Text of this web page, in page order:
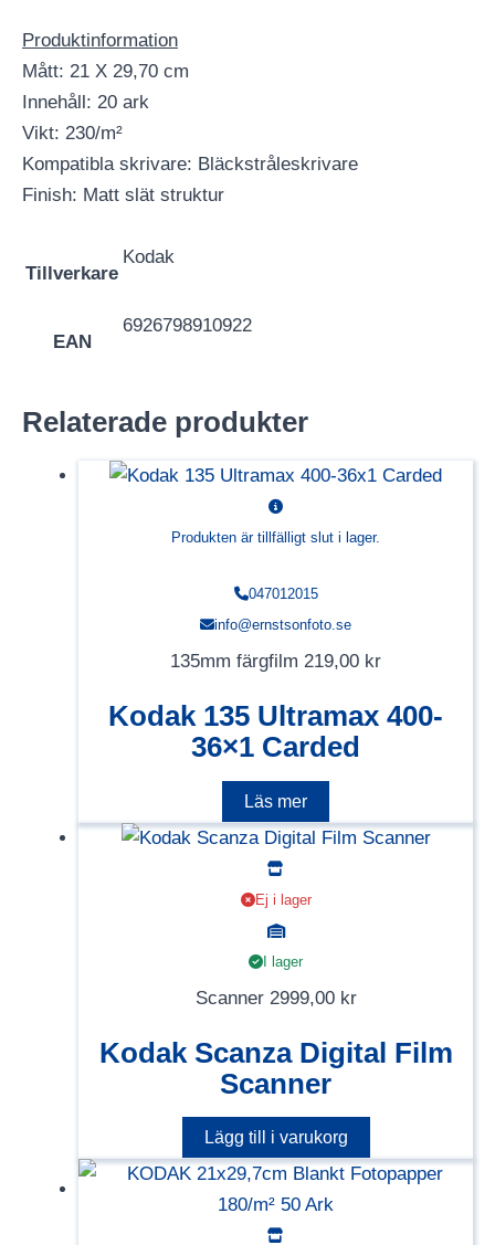
Produktinformation
Mått: 21 X 29,70 cm
Innehåll: 20 ark
Vikt: 230/m²
Kompatibla skrivare: Bläckstråleskrivare
Finish: Matt slät struktur
Tillverkare
Kodak
EAN
6926798910922
Relaterade produkter
Produkten är tillfälligt slut i lager.
047012015
info@ernstsonfoto.se
135mm färgfilm 219,00 kr
Kodak 135 Ultramax 400-
36×1 Carded
Läs mer
Ej i lager
I lager
Scanner 2999,00 kr
Kodak Scanza Digital Film
Scanner
Lägg till i varukorg